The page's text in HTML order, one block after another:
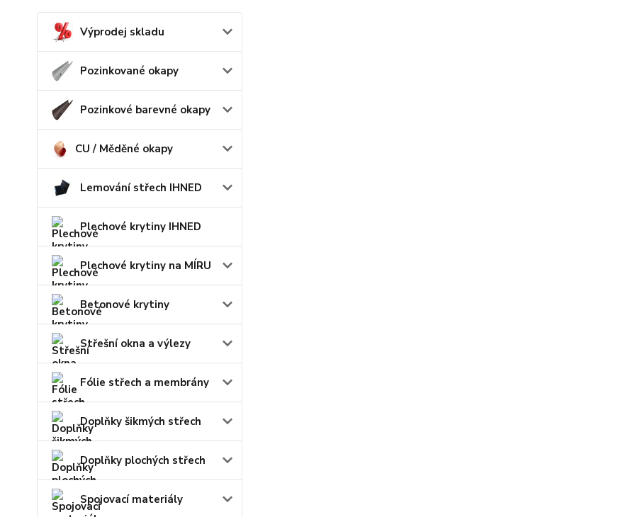
Výprodej skladu
Pozinkované okapy
Pozinkové barevné okapy
CU / Měděné okapy
Lemování střech IHNED
Plechové krytiny IHNED
Plechové krytiny na MÍRU
Betonové krytiny
Střešní okna a výlezy
Fólie střech a membrány
Doplňky šikmých střech
Doplňky plochých střech
Spojovací materiály